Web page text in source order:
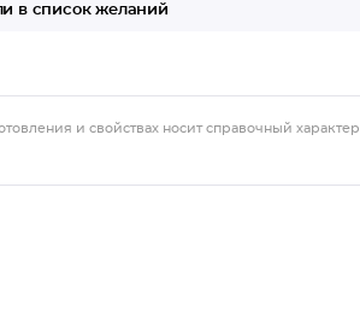
в список желаний
и свойствах носит справочный характер.